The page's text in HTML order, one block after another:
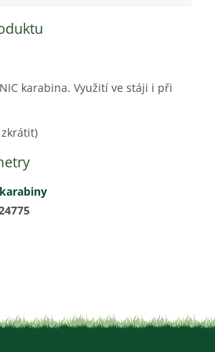
karabina. Využití ve stáji i při
zkrátit)